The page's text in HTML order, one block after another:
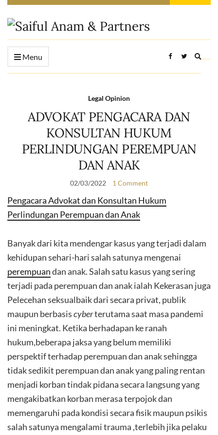
Menu
form
Legal Opinion
ADVOKAT PENGACARA DAN
KONSULTAN HUKUM
PERLINDUNGAN PEREMPUAN
DAN ANAK
02/03/2022 1 Comment
Pengacara Advokat dan Konsultan Hukum
Perlindungan Perempuan dan Anak
Banyak dari kita mendengar kasus yang terjadi dalam
kehidupan sehari-hari salah satunya mengenai
perempuandan anak. Salah satu kasus yang sering
terjadi pada perempuan dan anak ialah Kekerasan juga
Pelecehan seksualbaik dari secara privat, publik
maupun berbasiscyberterutama saat masa pandemi
ini meningkat. Ketika berhadapan ke ranah
hukum,beberapa jaksa yang belum memiliki
perspektif terhadap perempuan dan anak sehingga
tidak sedikit perempuan dan anak yang paling rentan
menjadi korban tindak pidana secara langsung yang
mengakibatkan korban merasa terpojok dan
memengaruhi pada kondisi secara fisik maupun psikis
salah satunya mengalami trauma ,terlebih jika pelaku